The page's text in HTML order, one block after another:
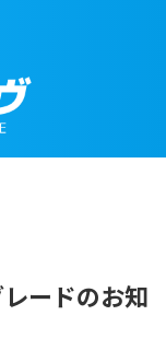
ードのお知